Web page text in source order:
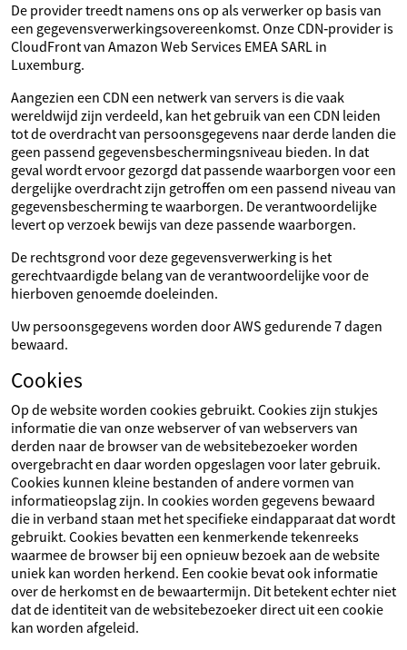
De provider treedt namens ons op als verwerker op basis van
een gegevensverwerkingsovereenkomst. Onze CDN‑provider is
CloudFront van Amazon Web Services EMEA SARL in
Luxemburg.
Aangezien een CDN een netwerk van servers is die vaak
wereldwijd zijn verdeeld, kan het gebruik van een CDN leiden
tot de overdracht van persoonsgegevens naar derde landen die
geen passend gegevensbeschermingsniveau bieden. In dat
geval wordt ervoor gezorgd dat passende waarborgen voor een
dergelijke overdracht zijn getroffen om een passend niveau van
gegevensbescherming te waarborgen. De verantwoordelijke
levert op verzoek bewijs van deze passende waarborgen.
De rechtsgrond voor deze gegevensverwerking is het
gerechtvaardigde belang van de verantwoordelijke voor de
hierboven genoemde doeleinden.
Uw persoonsgegevens worden door AWS gedurende 7 dagen
bewaard.
Cookies
Op de website worden cookies gebruikt. Cookies zijn stukjes
informatie die van onze webserver of van webservers van
derden naar de browser van de websitebezoeker worden
overgebracht en daar worden opgeslagen voor later gebruik.
Cookies kunnen kleine bestanden of andere vormen van
informatieopslag zijn. In cookies worden gegevens bewaard
die in verband staan met het specifieke eindapparaat dat wordt
gebruikt. Cookies bevatten een kenmerkende tekenreeks
waarmee de browser bij een opnieuw bezoek aan de website
uniek kan worden herkend. Een cookie bevat ook informatie
over de herkomst en de bewaartermijn. Dit betekent echter niet
dat de identiteit van de websitebezoeker direct uit een cookie
kan worden afgeleid.